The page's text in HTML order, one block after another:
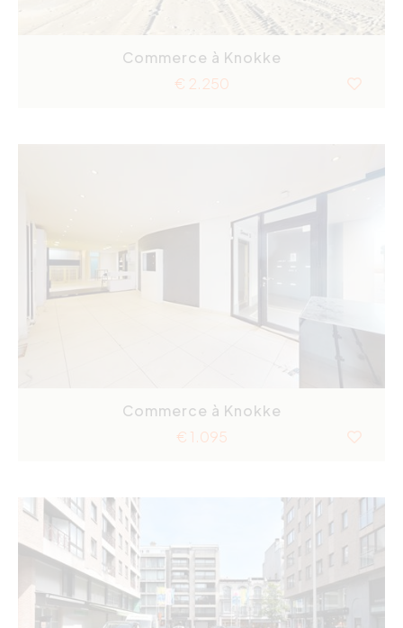
Commerce à Knokke
€ 2.250
Commerce à Knokke
€ 1.095